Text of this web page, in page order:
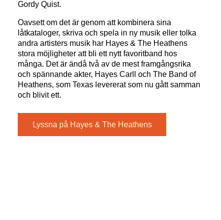
Gordy Quist.
Oavsett om det är genom att kombinera sina
låtkataloger, skriva och spela in ny musik eller tolka
andra artisters musik har Hayes & The Heathens
stora möjligheter att bli ett nytt favoritband hos
många. Det är ändå två av de mest framgångsrika
och spännande akter, Hayes Carll och The Band of
Heathens, som Texas levererat som nu gått samman
och blivit ett.
Lyssna på Hayes & The Heathens